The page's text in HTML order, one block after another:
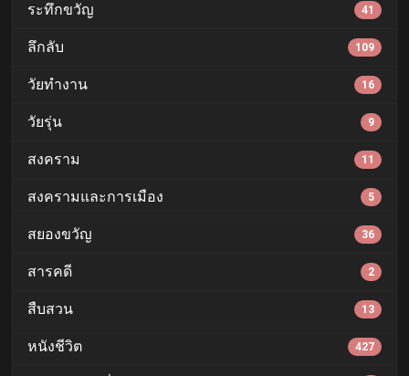
ระทึกขวัญ 41
ลึกลับ 109
วัยทำงาน 16
วัยรุ่น 9
สงคราม 11
สงครามและการเมือง 5
สยองขวัญ 36
สารคดี 2
สืบสวน 13
หนังชีวิต 427